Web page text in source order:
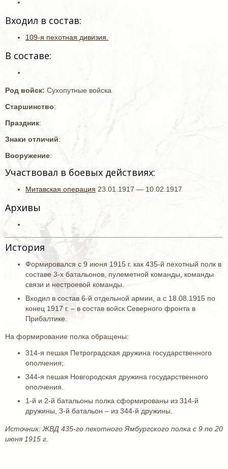
Входил в состав:
109-я пехотная дивизия.
В составе:
Род войск: Сухопутные войска
Старшинство:
Праздник:
Знаки отличий:
Вооружение:
Участвовал в боевых действиях:
Митавская операция 23.01.1917 — 10.02.1917
Архивы
История
Формировался с 9 июня 1915 г. как 435-й пехотный полк в
составе 3-х батальонов, пулеметной команды, команды
связи и нестроевой команды.
Входил в состав 6-й отдельной армии, а с 18.08.1915 по
конец 1917 г. – в состав войск Северного фронта в
Прибалтике.
На формирование полка обращены:
314-я пешая Петроградская дружина государственного
ополчения;
344-я пешая Новгородская дружина государственного
ополчения.
1-й и 2-й батальоны полка сформированы из 314-й
дружины, 3-й батальон – из 344-й дружины.
Источник: ЖВД 435-го пехотного Ямбургского полка с 9 по 20
июня 1915 г.